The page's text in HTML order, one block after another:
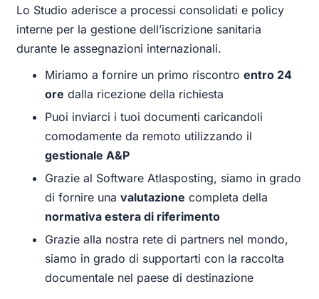
Lo Studio aderisce a processi consolidati e policy
interne per la gestione dell’iscrizione sanitaria
durante le assegnazioni internazionali.
Miriamo a fornire un primo riscontroentro 24
ore dalla ricezione della richiesta
Puoi inviarci i tuoi documenti caricandoli
comodamente da remoto utilizzando il
gestionale A&P
Grazie al Software Atlasposting, siamo in grado
di fornire unavalutazione completa della
normativa estera di riferimento
Grazie alla nostra rete di partners nel mondo,
siamo in grado di supportarti con la raccolta
documentale nel paese di destinazione